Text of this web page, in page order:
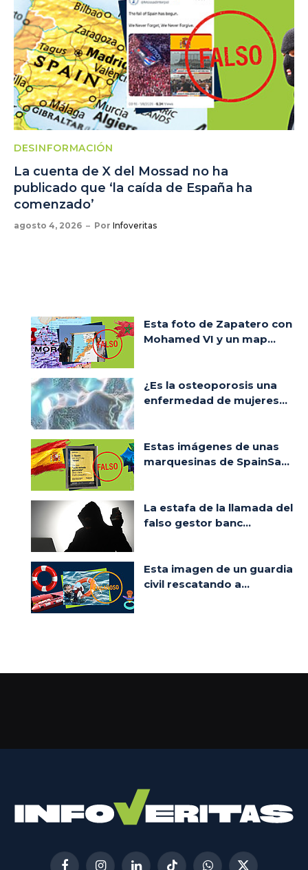
DESINFORMACIÓN
La cuenta de X del Mossad no ha
publicado que ‘la caída de España ha
comenzado’
agosto 4, 2026 Por Infoveritas
Esta foto de Zapatero con
Mohamed VI y un map...
¿Es la osteoporosis una
enfermedad de mujeres...
Estas imágenes de unas
marquesinas de SpainSa...
La estafa de la llamada del
falso gestor banc...
Esta imagen de un guardia
civil rescatando a...